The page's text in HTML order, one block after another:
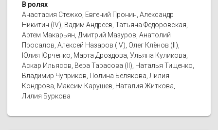
В ролях
Анастасия Стежко, Евгений Пронин, Александр
Никитин (IV), Вадим Андреев, Татьяна Федоровская,
Артем Макарьян, Дмитрий Мазуров, Анатолий
Просалов, Алексей Назаров (IV), Олег Клёнов (II),
Юлия Юрченко, Марта Дроздова, Ульяна Куликова,
Аскар Ильясов, Вера Тарасова (II), Наталья Тищенко,
Владимир Чуприков, Полина Белякова, Лилия
Кондрова, Максим Карушев, Наталия Житкова,
Лилия Буркова